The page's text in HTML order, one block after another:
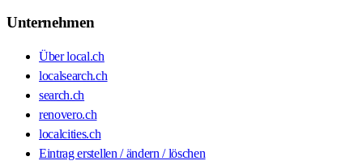
Unternehmen
Über local.ch
localsearch.ch
search.ch
renovero.ch
localcities.ch
Eintrag erstellen / ändern / löschen